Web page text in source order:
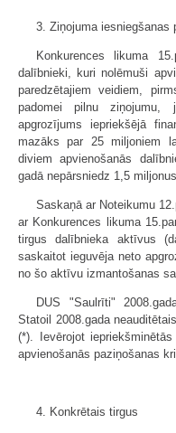
3. Ziņojuma iesniegšanas
Konkurences likuma
dalībnieki, kuri nolēmuši
paredzētajiem veidiem,
padomei pilnu ziņojumu,
apgrozījums iepriekšējā
mazāks par 25 miljoniem
diviem apvienošanās
gadā nepārsniedz 1,5
Saskaņā ar Noteikumu
ar Konkurences likuma
tirgus dalībnieka aktīvus
saskaitot ieguvēja neto
no šo aktīvu izmantošanas
DUS "Saulrīti"
Statoil 2008.gada
(*). Ievērojot
apvienošanās paziņošanas
4. Konkrētais tirgus